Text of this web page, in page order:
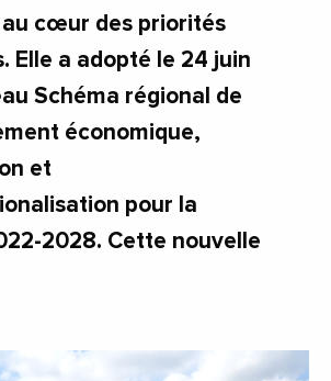
au cœur des priorités
Elle a adopté le 24 juin
Schéma régional de
économique,
et
pour la
2028. Cette nouvelle